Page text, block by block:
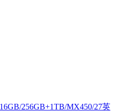
256GB+1TB/MX450/27英